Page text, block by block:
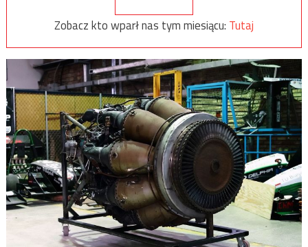
Zobacz kto wparł nas tym miesiącu: Tutaj